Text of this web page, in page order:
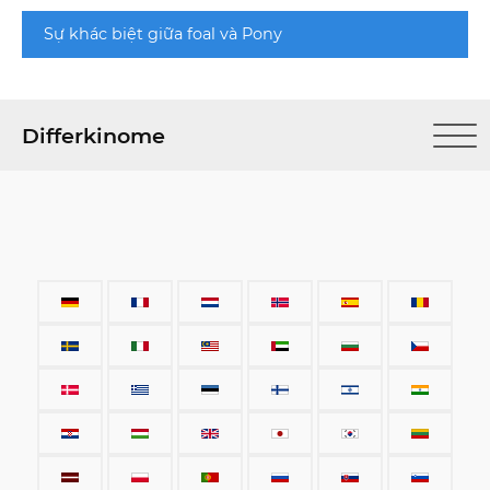
Sự khác biệt giữa foal và Pony
Differkinome